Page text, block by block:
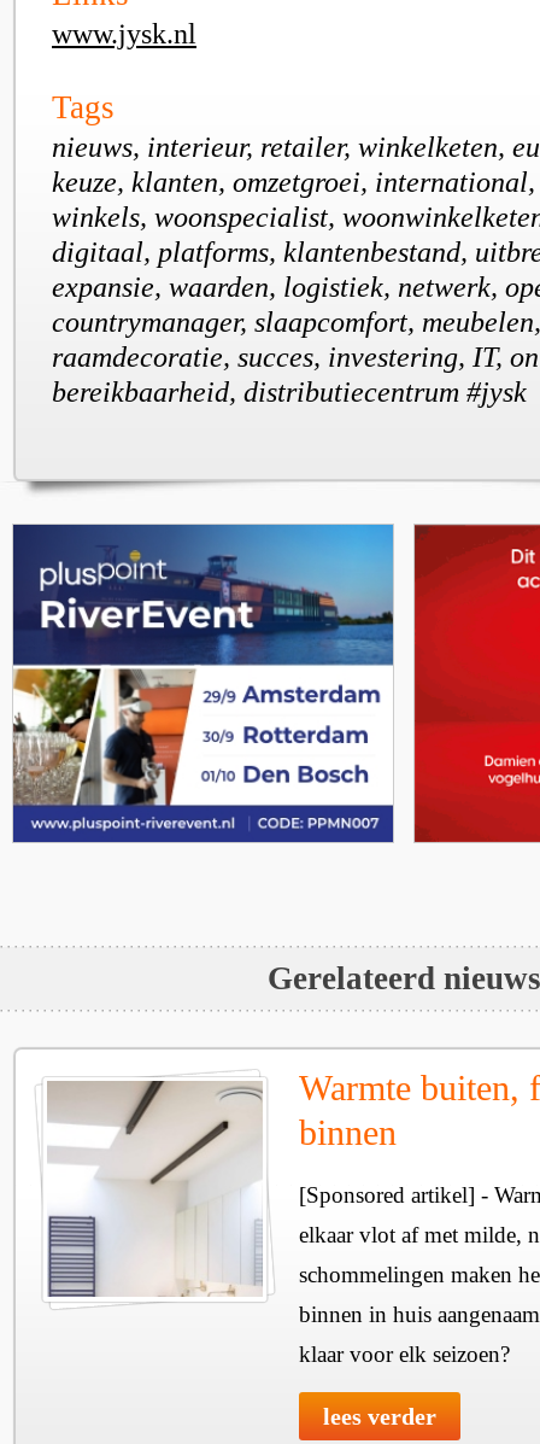
www.jysk.nl
Tags
nieuws, interieur, retailer, winkelketen,
keuze, klanten, omzetgroei,
winkels, woonspecialist,
digitaal, platforms, klantenbestand,
expansie, waarden, logistiek, netwerk,
countrymanager, slaapcomfort,
raamdecoratie, succes, investering, IT,
bereikbaarheid, distributiecentrum #jysk
Gerelateerd nieuws
Warmte buiten,
binnen
[Sponsored artikel] -
elkaar vlot af met milde,
schommelingen maken
binnen in huis
klaar voor elk seizoen?
lees verder